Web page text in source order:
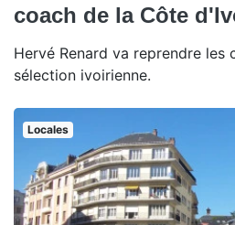
coach de la Côte
Hervé Renard va reprendre les
sélection ivoirienne.
Locales